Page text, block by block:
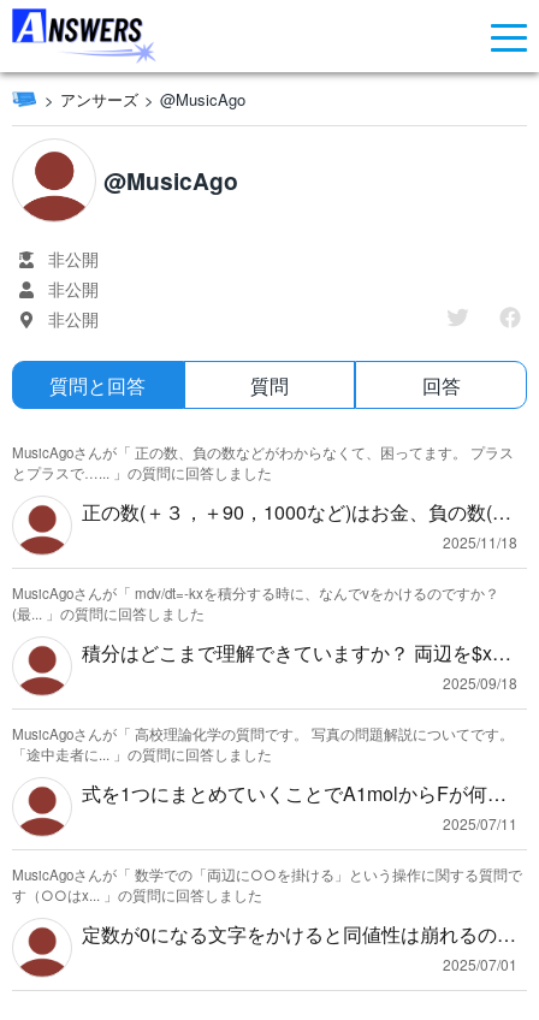
アンサーズ @MusicAgo
@MusicAgo
非公開
非公開
非公開
質問と回答 質問 回答
MusicAgoさんが「 正の数、負の数などがわからなくて、困ってます。 プラス
とプラスで…... 」の質問に回答しました
正の数(＋３，＋90，1000など)はお金、負の数(－
2，－60)は借金みたいに思えばいいと思います。
正の数同士の計算は小学生までで取り扱ってきま
した。 ４＋３＝７を負の数と区別するために (＋
４)＋(＋３)＝＋７と表しているというような感じ
です。 正の数の計算の場合 3万円お金をもらうと3
万円ふえるので ＋(＋３)＝＋３です 3万円お金が
なくなると3万円減るので ー(＋３)＝ー３です 負
の数同士の計算も借金同士の計算なので ３万円の
借金が増えると3万円お金は減るので、 ＋(－３)＝
－３になります。 ３万円の借金がなくなると3万
円お金は増えるので ー(ー３)＝＋３になります。
前にどんな値が来るのかは関係なく、＋やーの後
ろにくる数が＋なのかーなのかで判断することが
から大きいものを引くときですが、もう一度3万円
持ってて5万円を払わないといけないという風に考
2025/11/18
MusicAgoさんが「 mdv/dt=-kxを積分する時に、なんでvをかけるのですか？
(最... 」の質問に回答しました
積分はどこまで理解できていますか？ 両辺を$x
\int -kx dx $$ 左辺は$x$で積分できないので$dv$と
$dx$を入れ替えて $$ \int m \dfrac{dx}{dt} dv=\int -k
x dx $$ すると$\dfrac{dx}{dt}=v$なので $$ \int mvd
v=\int -kx dx $$ $$ \dfrac{1}{2}mv^2=-\dfrac{1}{2}kx^
2 $$ となります。 つまり$v$をかけるわけではな
く$x$で積分すると$v$が出てくるという感じで
す。
2025/09/18
MusicAgoさんが「 高校理論化学の質問です。 写真の問題解説についてです。
「途中走者に... 」の質問に回答しました
式を1つにまとめていくことでA1molからFが何mo
l作られるか考えたいです。 式を繋げるときに、残
りのB,C,D,Eのうちからまずは消去できる物質を探
します。 今回は問題文にBとDは十分量あると書
いてあるので、反応するうえで足りなくなること
はありません。 なのでA⇒C⇒E⇒F＋Cのように反
応していくとわかります。Cについては考えづら
いのでまずはEを消して、その後Cを消していると
2025/07/11
MusicAgoさんが「 数学での「両辺に○○を掛ける」という操作に関する質問で
す（○○はx... 」の質問に回答しました
定数が0になる文字をかけると同値性は崩れるの
で、場合分けをして値を考える必要があります。
変数をかける場合はどの数についても成り立つよ
2025/07/01